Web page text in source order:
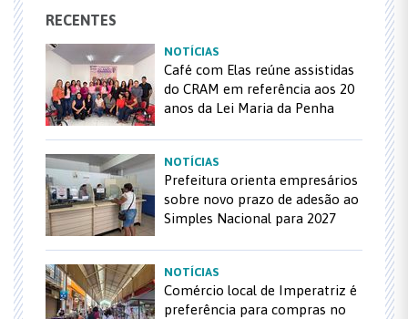
RECENTES
NOTÍCIAS
Café com Elas reúne assistidas
do CRAM em referência aos 20
anos da Lei Maria da Penha
NOTÍCIAS
Prefeitura orienta empresários
sobre novo prazo de adesão ao
Simples Nacional para 2027
NOTÍCIAS
Comércio local de Imperatriz é
preferência para compras no